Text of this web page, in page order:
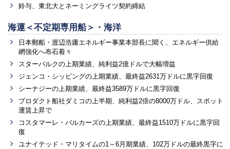
鈴与、東北大とネーミングライツ契約締結
海運＜不定期専用船＞・海洋
日本郵船・渡辺浩庸エネルギー事業本部長に聞く、エネルギー供給
網強化へ布石着々
スターバルクの上期業績、純利益2億ドルで大幅増益
ジェンコ・シッピングの上期業績、最終益2631万ドルに黒字回復
シーナジーの上期業績、最終益3589万ドルに黒字回復
プロダクト船社ダミコの上半期、純利益2倍の8000万ドル、スポット
運賃上昇で
コスタマーレ・バルカーズの上期業績、最終益1510万ドルに黒字回
復
ユナイテッド・マリタイムの1～6月期業績、102万ドルの最終黒字に